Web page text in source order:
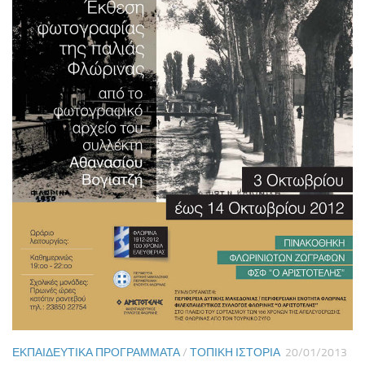
ΕΚΠΑΙΔΕΥΤΙΚΆ ΠΡΟΓΡΆΜΜΑΤΑ/ ΤΟΠΙΚΉ ΙΣΤΟΡΊΑ 20/01/2013